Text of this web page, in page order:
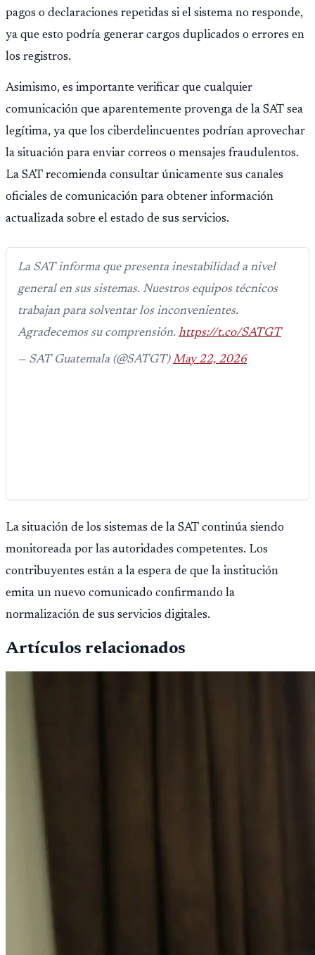
pagos o declaraciones repetidas si el sistema no responde,
ya que esto podría generar cargos duplicados o errores en
los registros.
Asimismo, es importante verificar que cualquier
comunicación que aparentemente provenga de la SAT sea
legítima, ya que los ciberdelincuentes podrían aprovechar
la situación para enviar correos o mensajes fraudulentos.
La SAT recomienda consultar únicamente sus canales
oficiales de comunicación para obtener información
actualizada sobre el estado de sus servicios.
La SAT informa que presenta inestabilidad a nivel
general en sus sistemas. Nuestros equipos técnicos
trabajan para solventar los inconvenientes.
Agradecemos su comprensión. https://t.co/SATGT
— SAT Guatemala (@SATGT)May 22, 2026
La situación de los sistemas de la SAT continúa siendo
monitoreada por las autoridades competentes. Los
contribuyentes están a la espera de que la institución
emita un nuevo comunicado confirmando la
normalización de sus servicios digitales.
Artículos relacionados